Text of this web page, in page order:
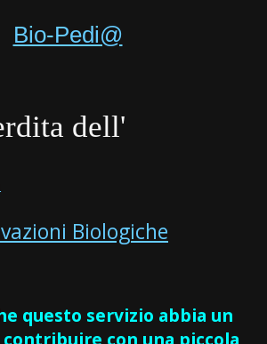
Bio-Pedi@
dell'
Biologiche
questo servizio abbia un
con una piccola